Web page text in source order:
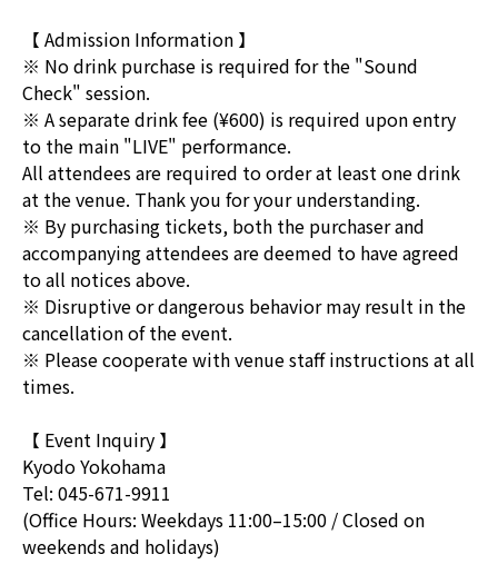
【 Admission Information 】
※ No drink purchase is required for the "Sound
Check" session.
※ A separate drink fee (¥600) is required upon entry
to the main "LIVE" performance.
All attendees are required to order at least one drink
at the venue. Thank you for your understanding.
※ By purchasing tickets, both the purchaser and
accompanying attendees are deemed to have agreed
to all notices above.
※ Disruptive or dangerous behavior may result in the
cancellation of the event.
※ Please cooperate with venue staff instructions at all
times.
【 Event Inquiry 】
Kyodo Yokohama
Tel: 045-671-9911
(Office Hours: Weekdays 11:00–15:00 / Closed on
weekends and holidays)